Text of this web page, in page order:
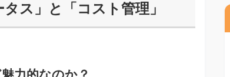
ス」と「コスト管理」
力的なのか？